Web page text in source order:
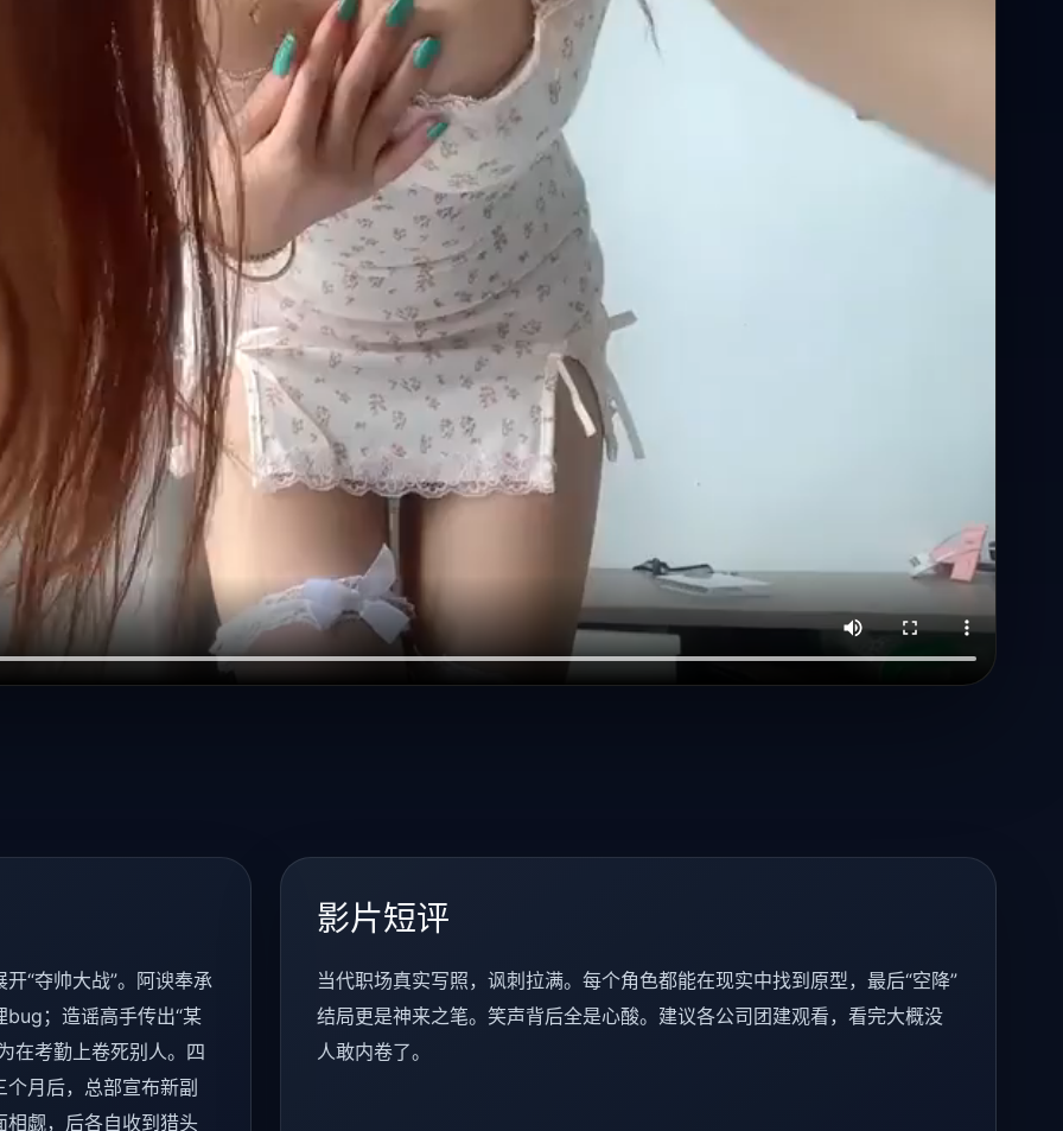
“夺帅大战”。阿谀奉承
；造谣高手传出“某
在考勤上卷死别人。四
月后，总部宣布新副
觑，后各自收到猎头
影片短评
当代职场真实写照，讽刺拉满。每个角色都能在现实中找到原型，最后“空降”
结局更是神来之笔。笑声背后全是心酸。建议各公司团建观看，看完大概没
人敢内卷了。